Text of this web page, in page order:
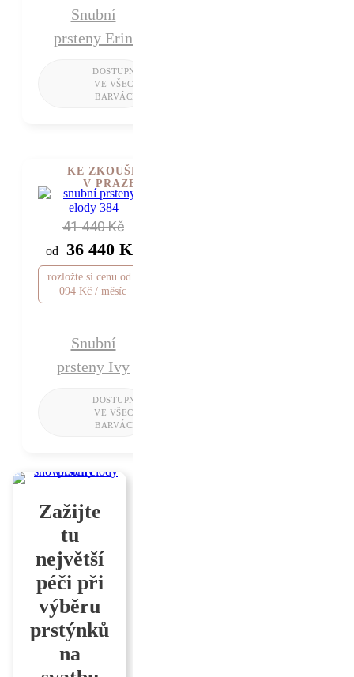
Snubní
prsteny Erin
41 440 Kč
od 36 440 Kč
rozložte si cenu od 1
094 Kč / měsíc
Snubní
prsteny Ivy
KE ZKOUŠENÍ
V PRAZE
Zažijte
tu
největší
péči při
výběru
prstýnků
na